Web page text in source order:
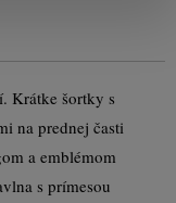
Krátke šortky s
na prednej časti
a emblémom
s prímesou